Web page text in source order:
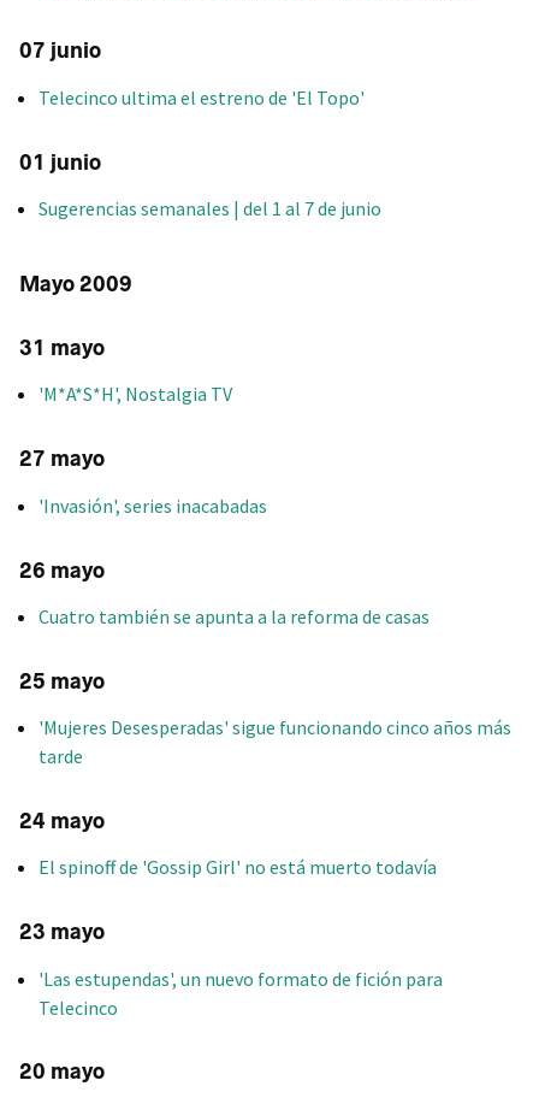
07 junio
Telecinco ultima el estreno de 'El Topo'
01 junio
Sugerencias semanales | del 1 al 7 de junio
Mayo 2009
31 mayo
'M*A*S*H', Nostalgia TV
27 mayo
'Invasión', series inacabadas
26 mayo
Cuatro también se apunta a la reforma de casas
25 mayo
'Mujeres Desesperadas' sigue funcionando cinco años más
tarde
24 mayo
El spinoff de 'Gossip Girl' no está muerto todavía
23 mayo
'Las estupendas', un nuevo formato de fición para
Telecinco
20 mayo